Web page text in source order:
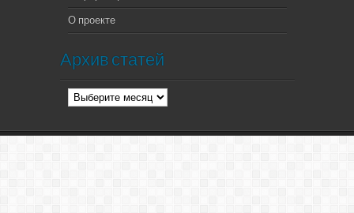
О проекте
Архив статей
Архив
статей